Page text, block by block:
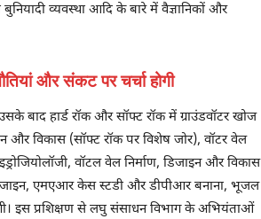
व्यवस्था आदि के बारे में वैज्ञानिकों और
और संकट पर चर्चा होगी
उसके बाद हार्ड रॉक और सॉफ्ट रॉक में ग्राउंडवॉटर खोज
और विकास (सॉफ्ट रॉक पर विशेष जोर), वॉटर वेल
वॉटल वेल निर्माण, डिजाइन और विकास
एमएआर केस स्टडी और डीपीआर बनाना, भूजल
इस प्रशिक्षण से लघु संसाधन विभाग के अभियंताओं